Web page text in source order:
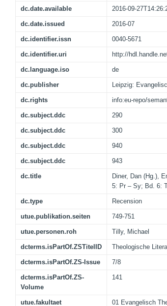
dc.date.available 2016-09-
dc.date.issued 2016-07
dc.identifier.issn 0040-5671
dc.identifier.uri http://
dc.language.iso de
dc.publisher Leipzig:
dc.rights info:eu-repo/
dc.subject.ddc 290
dc.subject.ddc 300
dc.subject.ddc 940
dc.subject.ddc 943
dc.title
Diner, Dan (Hg.),
5: Pr – Sy; Bd. 6:
dc.type Recension
utue.publikation.seiten 749-751
utue.personen.roh Tilly, Michael
dcterms.isPartOf.ZSTitelID Theologische
dcterms.isPartOf.ZS-Issue 7/8
dcterms.isPartOf.ZS-
Volume
141
utue.fakultaet 01 Evangelisch